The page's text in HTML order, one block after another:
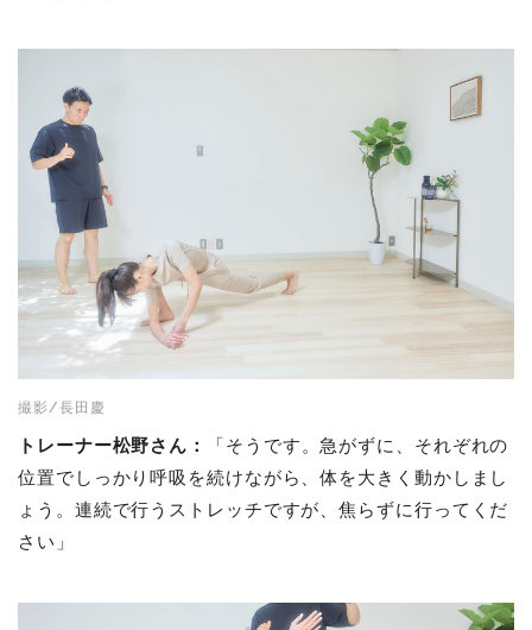
撮影/長田慶
トレーナー松野さん：
「そうです。急がずに、それぞれの
位置でしっかり呼吸を続けながら、体を大きく動かしまし
ょう。連続で行うストレッチですが、焦らずに行ってくだ
さい」